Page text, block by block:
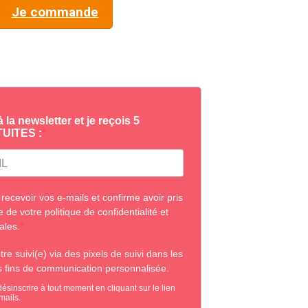
Je commande